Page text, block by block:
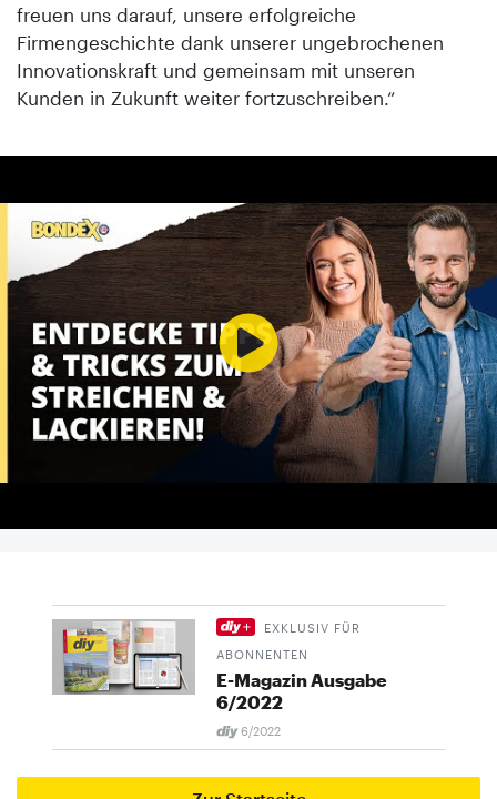
freuen uns darauf, unsere erfolgreiche
Firmengeschichte dank unserer ungebrochenen
Innovationskraft und gemeinsam mit unseren
Kunden in Zukunft weiter fortzuschreiben.“
EXKLUSIV FÜR
ABONNENTEN
E-Magazin Ausgabe
6/2022
6/2022